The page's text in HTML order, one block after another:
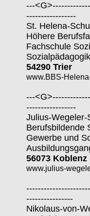
---
-----------------
St. Helena-
Höhere
Fachschule
54290 Trier
www.BBS-
---
-----------------
Julius-Wegeler-
Berufsbildende
Gewerbe und
56073 Koblenz
www.julius-
----------------
Nikolaus-von-